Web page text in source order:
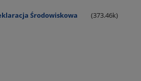
Środowiskowa
(373.46k)